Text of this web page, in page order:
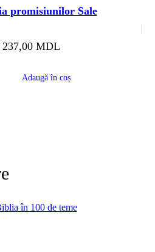
0promisiunilor Sale
237,00 MDL
Adaugă în coș